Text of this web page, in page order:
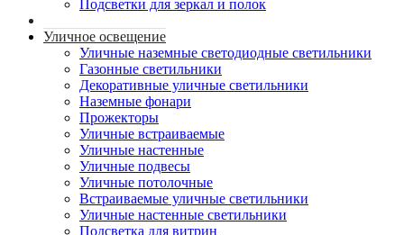
Подсветки для зеркал и полок
Уличное освещение
Уличные наземные светодиодные светильники
Газонные светильники
Декоративные уличные светильники
Наземные фонари
Прожекторы
Уличные встраиваемые
Уличные настенные
Уличные подвесы
Уличные потолочные
Встраиваемые уличные светильники
Уличные настенные светильники
Подсветка для витрин